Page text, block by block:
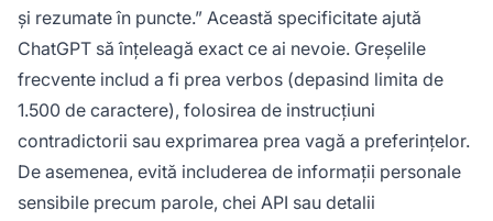
și rezumate în puncte.” Această specificitate ajută
ChatGPT să înțeleagă exact ce ai nevoie. Greșelile
frecvente includ a fi prea verbos (depasind limita de
1.500 de caractere), folosirea de instrucțiuni
contradictorii sau exprimarea prea vagă a preferințelor.
De asemenea, evită includerea de informații personale
sensibile precum parole, chei API sau detalii